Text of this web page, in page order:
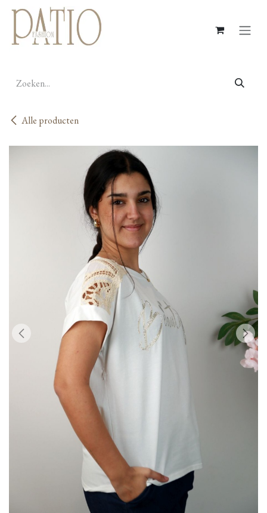
Overslaan naar inhoud
Alle producten